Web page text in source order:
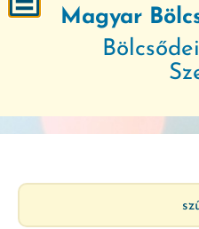
Magyar